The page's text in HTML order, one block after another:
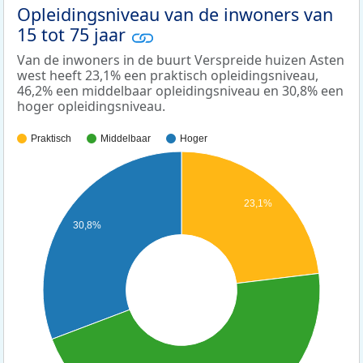
Opleidingsniveau van de inwoners van
15 tot 75 jaar
Van de inwoners in de buurt Verspreide huizen Asten
west heeft 23,1% een praktisch opleidingsniveau,
46,2% een middelbaar opleidingsniveau en 30,8% een
hoger opleidingsniveau.
Praktisch Middelbaar Hoger
23,1%
30,8%